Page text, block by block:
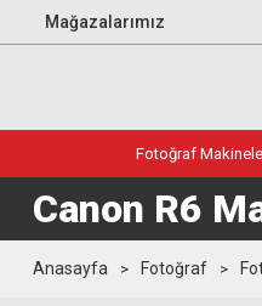
Mağazalarımız
Fotoğraf
Canon R6
Anasayfa Fotoğraf